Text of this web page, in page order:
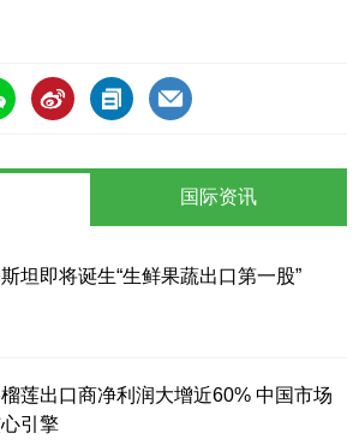
坦即将诞生“生鲜果蔬出口第一股”
莲出口商净利润大增近60% 中国市场
引擎
国际资讯